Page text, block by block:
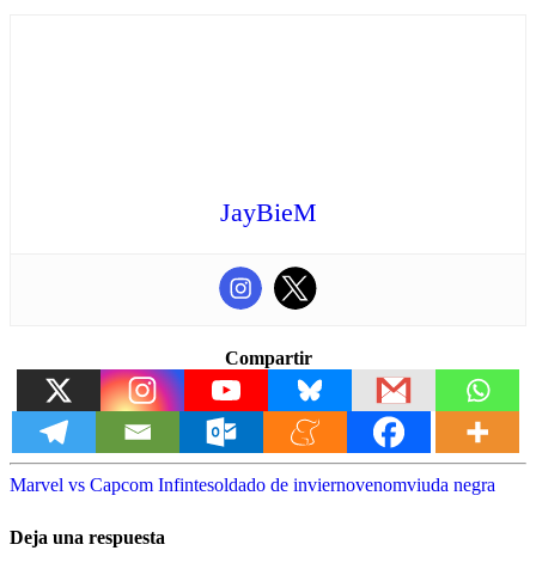
JayBieM
Compartir
Marvel vs Capcom Infintesoldado de inviernovenomviuda negra
Deja una respuesta